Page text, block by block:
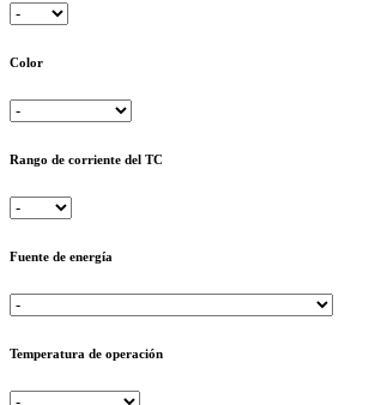
Color
Rango de corriente del TC
Fuente de energía
Temperatura de operación